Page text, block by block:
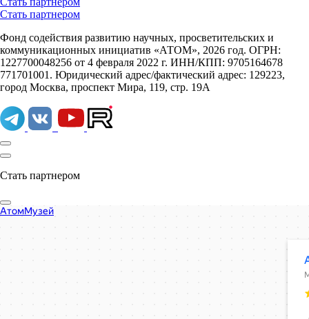
Стать партнером
Фонд содействия развитию научных, просветительских и
коммуникационных инициатив «АТОМ», 2026 год. ОГРН:
1227700048256 от 4 февраля 2022 г. ИНН/КПП: 9705164678
771701001. Юридический адрес/фактический адрес: 129223,
город Москва, проспект Мира, 119, стр. 19А
Стать партнером